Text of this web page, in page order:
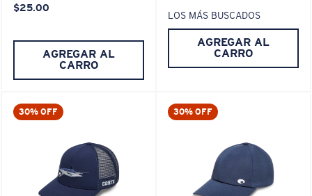
$25.00
AGREGAR AL
CARRO
LOS MÁS BUSCADOS
AGREGAR AL
CARRO
30% OFF 30% OFF